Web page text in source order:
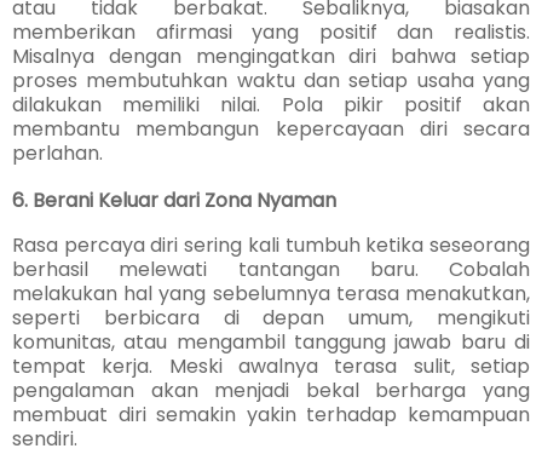
atau tidak berbakat. Sebaliknya, biasakan
memberikan afirmasi yang positif dan realistis.
Misalnya dengan mengingatkan diri bahwa setiap
proses membutuhkan waktu dan setiap usaha yang
dilakukan memiliki nilai. Pola pikir positif akan
membantu membangun kepercayaan diri secara
perlahan.
6. Berani Keluar dari Zona Nyaman
Rasa percaya diri sering kali tumbuh ketika seseorang
berhasil melewati tantangan baru. Cobalah
melakukan hal yang sebelumnya terasa menakutkan,
seperti berbicara di depan umum, mengikuti
komunitas, atau mengambil tanggung jawab baru di
tempat kerja. Meski awalnya terasa sulit, setiap
pengalaman akan menjadi bekal berharga yang
membuat diri semakin yakin terhadap kemampuan
sendiri.